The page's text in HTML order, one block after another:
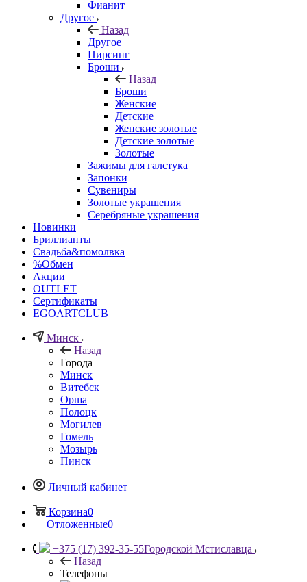
Фианит
Другое
Назад
Другое
Пирсинг
Броши
Назад
Броши
Женские
Детские
Женские золотые
Детские золотые
Золотые
Зажимы для галстука
Запонки
Сувениры
Золотые украшения
Серебряные украшения
Новинки
Бриллианты
Свадьба&помолвка
%Обмен
Акции
OUTLET
Сертификаты
EGOARTCLUB
Минск
Назад
Города
Минск
Витебск
Орша
Полоцк
Могилев
Гомель
Мозырь
Пинск
Личный кабинет
Корзина0
Отложенные0
+375 (17) 392-35-55Городской Мстиславца
Назад
Телефоны